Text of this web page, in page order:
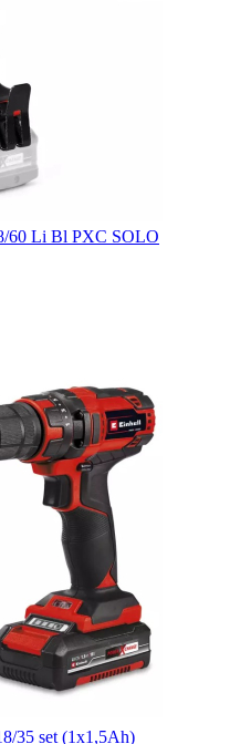
60 Li Bl PXC SOLO
35 set (1x1,5Ah)